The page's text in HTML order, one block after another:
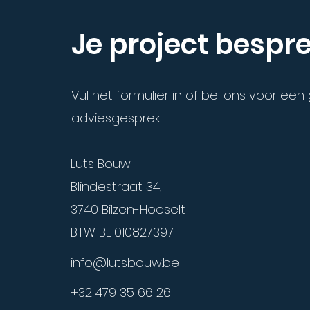
Je project
Vul het formulier in of bel ons voor een
adviesgesprek.
Luts Bouw
Blindestraat 34,
3740 Bilzen-Hoeselt
BTW BE1010827397
info@lutsbouw.be
+32 479 35 66 26